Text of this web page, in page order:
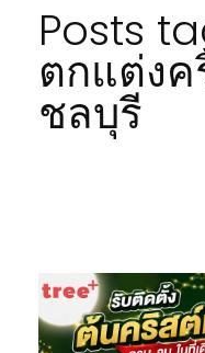
Posts
ตกแต่ง
ชลบุรี